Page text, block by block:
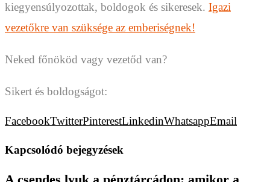
kiegyensúlyozottak, boldogok és sikeresek. Igazi
vezetőkre van szüksége az emberiségnek!
Neked főnököd vagy vezetőd van?
Sikert és boldogságot:
FacebookTwitterPinterestLinkedinWhatsappEmail
Kapcsolódó bejegyzések